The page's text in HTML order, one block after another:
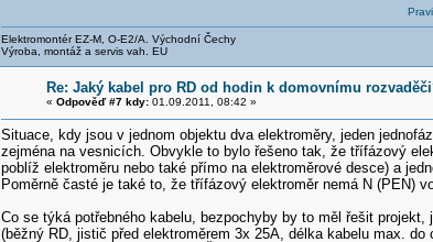
Elektromontér EZ-M, O-E2/A. Východní Čechy
Výroba, montáž a servis vah. EU
Re: Jaký kabel pro RD od hodin k domovnímu
« Odpověď #7 kdy:01.09.2011, 08:42 »
Situace, kdy jsou v jednom objektu dva elektroměry, jeden
zejména na vesnicích. Obvykle to bylo řešeno tak, že třífázový
poblíž elektroměru nebo také přímo na elektroměrové desce) a
Poměrně časté je také to, že třífázový elektroměr nemá N (PEN)
Co se týká potřebného kabelu, bezpochyby by to měl řešit
(běžný RD, jistič před elektroměrem 3x 25A, délka kabelu max.